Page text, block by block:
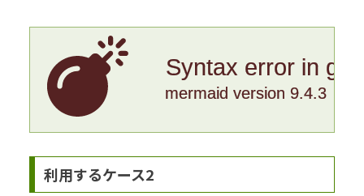
Syntax error in
mermaid version 9.4.3
利用するケース2